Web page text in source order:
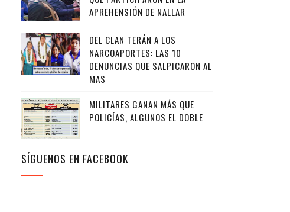
APREHENSIÓN DE NALLAR
DEL CLAN TERÁN A LOS
NARCOAPORTES: LAS 10
DENUNCIAS QUE SALPICARON AL
MAS
MILITARES GANAN MÁS QUE
POLICÍAS, ALGUNOS EL DOBLE
SÍGUENOS EN FACEBOOK